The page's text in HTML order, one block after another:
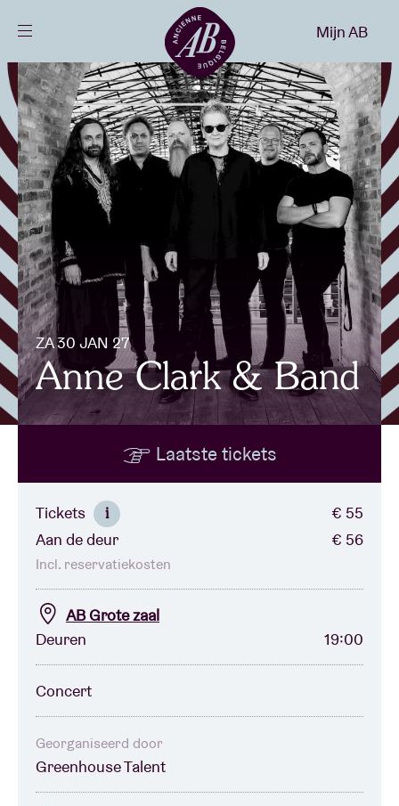
NL
Agenda
Projecten
Nieuws
Bezoekersinfo
AB ❤ you
BRDCST
ABtv
Concertcheque
Over AB
Contact
Mijn AB
ZA 30 JAN 27
Anne Clark & Band
Laatste tickets
Tickets i
€ 55
Aan de deur
€ 56
Incl. reservatiekosten
AB Grote zaal
Deuren
19:00
Concert
Georganiseerd door
Greenhouse Talent